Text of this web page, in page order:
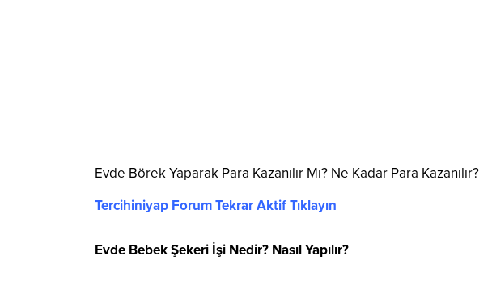
Evde Börek Yaparak Para Kazanılır Mı? Ne Kadar Para Kazanılır?
Tercihiniyap Forum Tekrar Aktif Tıklayın
Evde Bebek Şekeri İşi Nedir? Nasıl Yapılır?